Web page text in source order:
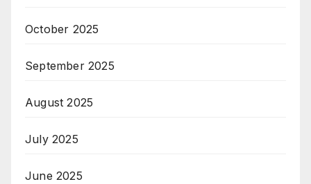
October 2025
September 2025
August 2025
July 2025
June 2025